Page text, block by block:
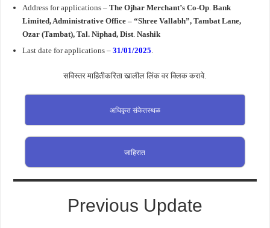
Address forapplications – The Ojhar Merchant’s Co-Op.Bank
Limited, Administrative Office – “Shree Vallabh”, Tambat Lane,
Ozar (Tambat), Tal. Niphad,Dist.Nashik
Last date for applications –31/01/2025.
सविस्तर माहितीकरिता खालील लिंक वर क्लिक करावे.
अधिकृत संकेतस्थळ
जाहिरात
Previous Update